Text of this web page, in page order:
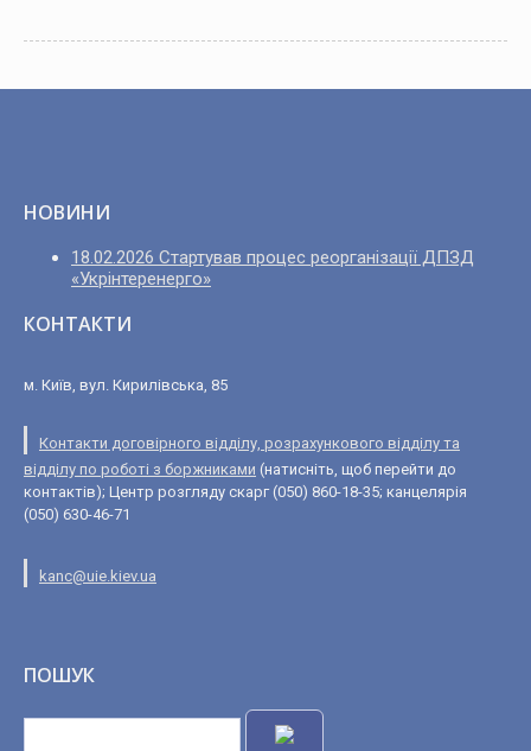
НОВИНИ
18.02.2026 Стартував процес реорганізації ДПЗД
«Укрінтеренерго»
КОНТАКТИ
м. Київ, вул. Кирилівська, 85
Контакти договірного відділу, розрахункового відділу та
відділу по роботі з боржниками (натисніть, щоб перейти до
контактів); Центр розгляду скарг (050) 860-18-35; канцелярія
(050) 630-46-71
kanc@uie.kiev.ua
ПОШУК